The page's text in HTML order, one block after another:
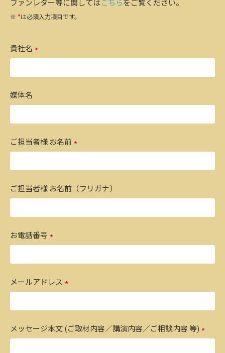
ファンレター等に関してはこちらをご覧ください。
※ *は必須入力項目です。
貴社名
媒体名
ご担当者様 お名前
ご担当者様 お名前（フリガナ）
お電話番号
メールアドレス
メッセージ本文 (ご取材内容／講演内容／ご相談内容 等)